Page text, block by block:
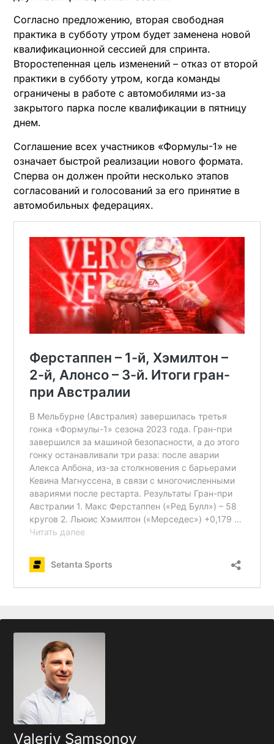
Согласно предложению, вторая свободная
практика в субботу утром будет заменена новой
квалификационной сессией для спринта.
Второстепенная цель изменений – отказ от второй
практики в субботу утром, когда команды
ограничены в работе с автомобилями из-за
закрытого парка после квалификации в пятницу
днем.
Соглашение всех участников «Формулы-1» не
означает быстрой реализации нового формата.
Сперва он должен пройти несколько этапов
согласований и голосований за его принятие в
автомобильных федерациях.
Valeriy Samsonov